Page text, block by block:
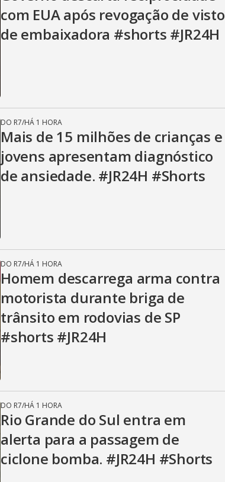
com EUA após revogação de visto
de embaixadora #shorts #JR24H
DO R7/HÁ 1 HORA
Mais de 15 milhões de crianças e
jovens apresentam diagnóstico
de ansiedade. #JR24H #Shorts
DO R7/HÁ 1 HORA
Homem descarrega arma contra
motorista durante briga de
trânsito em rodovias de SP
#shorts #JR24H
DO R7/HÁ 1 HORA
Rio Grande do Sul entra em
alerta para a passagem de
ciclone bomba. #JR24H #Shorts